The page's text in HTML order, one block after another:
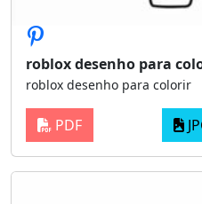
roblox desenho para
roblox desenho para colorir
PDF